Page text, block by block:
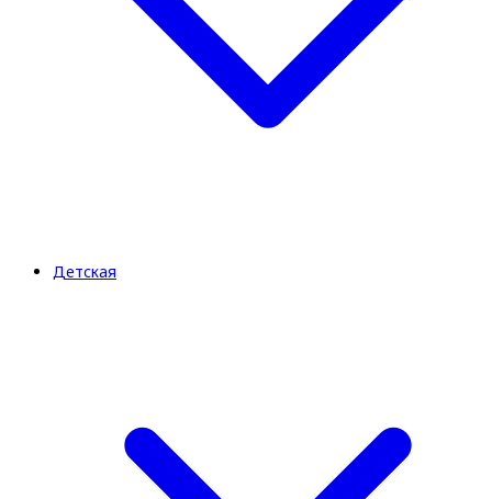
Детская